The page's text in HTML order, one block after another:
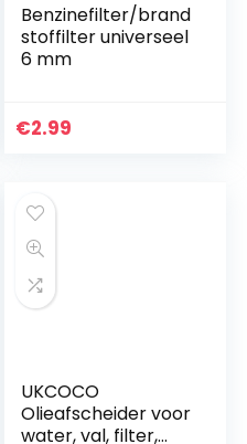
Benzinefilter/brand
stoffilter universeel
6 mm
€2.99
UKCOCO
Olieafscheider voor
water, val, filter,